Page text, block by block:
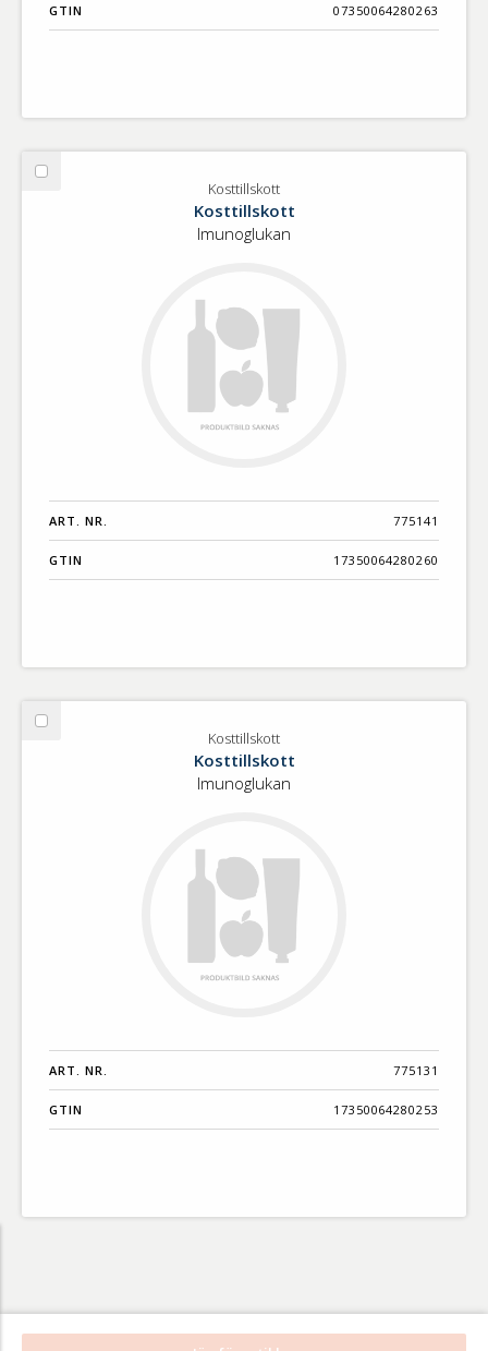
GTIN 07350064280263
Välj
Kosttillskott
Kosttillskott
Imunoglukan
ART. NR. 775141
GTIN 17350064280260
Välj
Kosttillskott
Kosttillskott
Imunoglukan
ART. NR. 775131
GTIN 17350064280253